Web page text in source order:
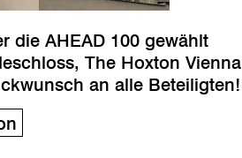
die AHEAD 100 gewählt
The Hoxton Vienna
an alle Beteiligten!